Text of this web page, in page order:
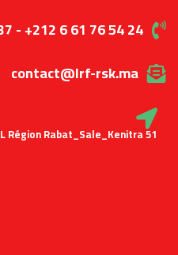
- +212 6 61 76 54 24
contact@lrf-rsk.ma
Région Rabat_Sale_Kenitra